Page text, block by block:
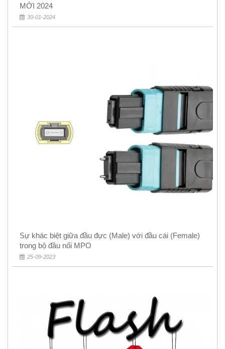
MỚI 2024
30-01-2024
Sự khác biệt giữa đầu đực (Male) với đầu cái (Female)
trong bộ đầu nối MPO
25-09-2023